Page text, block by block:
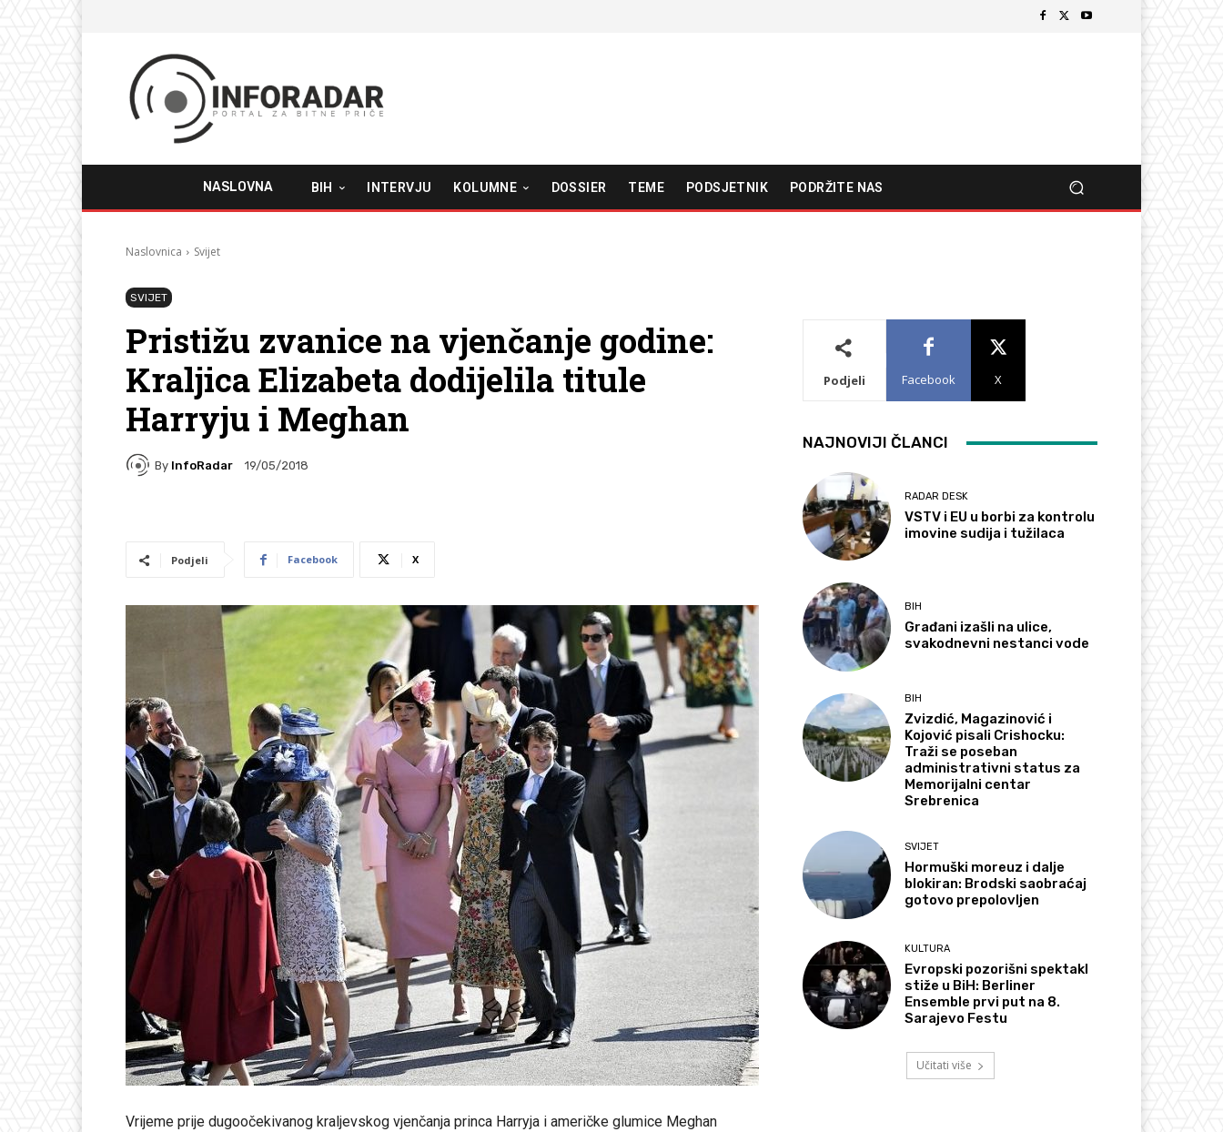
NASLOVNA BIH INTERVJU KOLUMNE DOSSIER TEME PODSJETNIK PODRŽITE NAS
Naslovnica Svijet
SVIJET
Pristižu zvanice na vjenčanje godine:
Kraljica Elizabeta dodijelila titule
Harryju i Meghan
By InfoRadar 19/05/2018
Podjeli Facebook X
Vrijeme prije dugoočekivanog kraljevskog vjenčanja princa Harryja i američke glumice Meghan
Podjeli Facebook X
NAJNOVIJI ČLANCI
RADAR DESK
VSTV i EU u borbi za kontrolu
imovine sudija i tužilaca
BIH
Građani izašli na ulice,
svakodnevni nestanci vode
BIH
Zvizdić, Magazinović i
Kojović pisali Crishocku:
Traži se poseban
administrativni status za
Memorijalni centar
Srebrenica
SVIJET
Hormuški moreuz i dalje
blokiran: Brodski saobraćaj
gotovo prepolovljen
KULTURA
Evropski pozorišni spektakl
stiže u BiH: Berliner
Ensemble prvi put na 8.
Sarajevo Festu
Učitati više